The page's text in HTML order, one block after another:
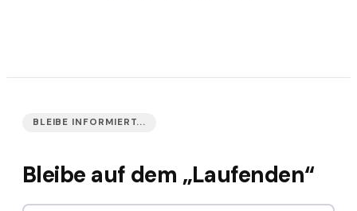
BLEIBE INFORMIERT...
Bleibe auf dem „Laufenden“